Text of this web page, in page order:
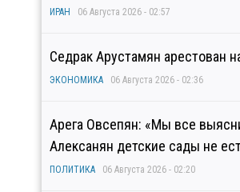
ИРАН 06 Августа 2026 - 02:57
Седрак Арустамян арестован
ЭКОНОМИКА 06 Августа 2026 - 02:36
Арега Овсепян: «Мы все
Алексанян детские сады не
ПОЛИТИКА 06 Августа 2026 - 02:20